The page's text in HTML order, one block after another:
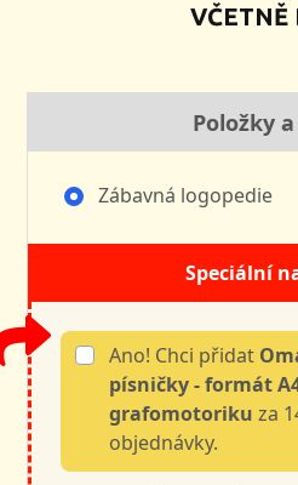
VČETNĚ
Položky
Zábavná logopedie
Speciální
Ano! Chci přidat
písničky - formát
grafomotoriku za
objednávky.